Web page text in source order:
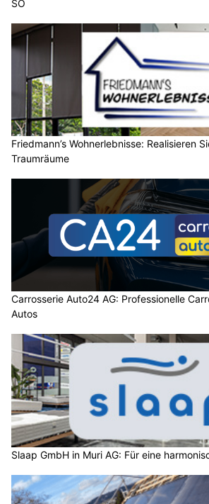
SO
Friedmann’s Wohnerlebnisse: Realisieren
Traumräume
Carrosserie Auto24 AG: Professionelle
Autos
Slaap GmbH in Muri AG: Für eine